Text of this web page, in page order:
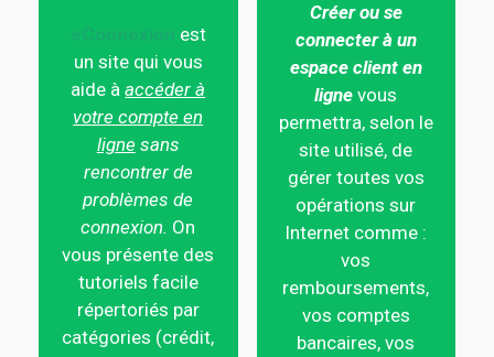
est
un site qui vous
aide àaccéder à
votre compte en
ligne sans
rencontrer de
problèmes de
connexion. On
vous présente des
tutoriels facile
répertoriés par
catégories (crédit,
Créer ou se
connecter à un
espace client en
ligne vous
permettra, selon le
site utilisé, de
gérer toutes vos
opérations sur
Internet comme :
vos
remboursements,
vos comptes
bancaires, vos